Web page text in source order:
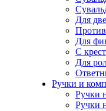
Для
Для
С
Для
Ручки и
Ручки
Ручки